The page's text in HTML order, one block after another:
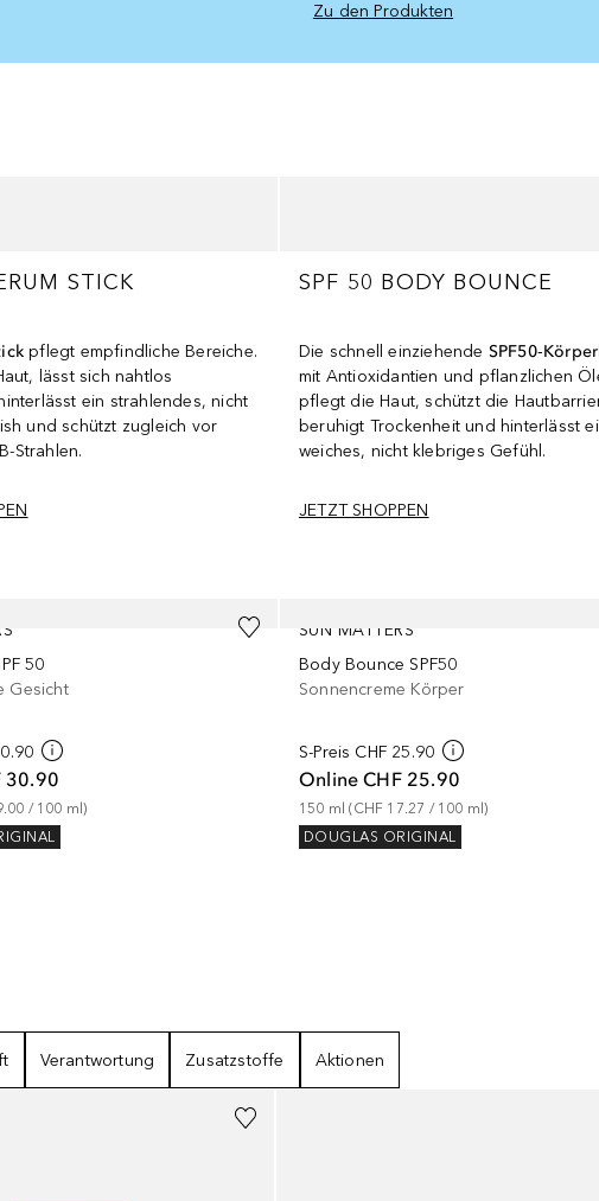
Zu den Produkten
STICK
pflegt empfindliche Bereiche.
lässt sich nahtlos
ein strahlendes, nicht
und schützt zugleich vor
Strahlen.
SPF 50 BODY BOUNCE
Die schnell einziehende
mit Antioxidantien und pflanzlichen
pflegt die Haut, schützt die
beruhigt Trockenheit und hinterlässt
weiches, nicht klebriges Gefühl.
JETZT SHOPPEN
50
Gesicht
30.90
/ 100 ml)
SUN MATTERS
Body Bounce SPF50
Sonnencreme Körper
S-Preis CHF 25.90
Online CHF 25.90
150 ml (CHF 17.27 / 100 ml)
DOUGLAS ORIGINAL
Verantwortung Zusatzstoffe Aktionen